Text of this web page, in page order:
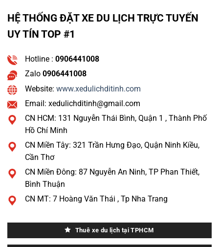
HỆ THỐNG ĐẶT XE DU LỊCH TRỰC TUYẾN
UY TÍN TOP #1
Hotline : 0906441008
Zalo 0906441008
Website: www.xedulichditinh.com
Email: xedulichditinh@gmail.com
CN HCM: 131 Nguyễn Thái Bình, Quận 1 , Thành Phố
Hồ Chí Minh
CN Miền Tây: 321 Trần Hưng Đạo, Quận Ninh Kiều,
Cần Thơ
CN Miền Đông: 87 Nguyễn An Ninh, TP Phan Thiết,
Bình Thuận
CN MT: 7 Hoàng Văn Thái , Tp Nha Trang
Thuê xe du lịch tại TPHCM